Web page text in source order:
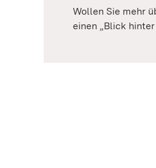
Wollen Sie mehr
einen „Blick